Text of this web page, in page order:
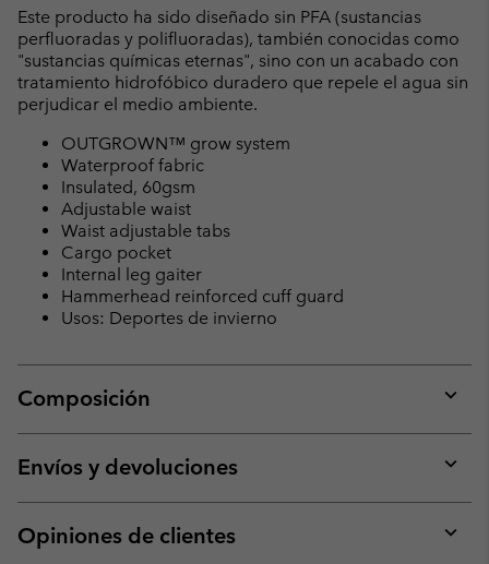
Este producto ha sido diseñado sin PFA (sustancias
perfluoradas y polifluoradas), también conocidas como
"sustancias químicas eternas", sino con un acabado con
tratamiento hidrofóbico duradero que repele el agua sin
perjudicar el medio ambiente.
OUTGROWN™ grow system
Waterproof fabric
Insulated, 60gsm
Adjustable waist
Waist adjustable tabs
Cargo pocket
Internal leg gaiter
Hammerhead reinforced cuff guard
Usos: Deportes de invierno
Composición
or
Envíos y devoluciones
or
Opiniones de clientes